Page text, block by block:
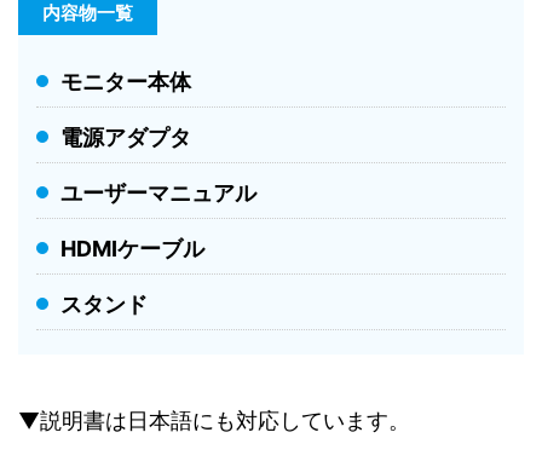
内容物一覧
モニター本体
電源アダプタ
ユーザーマニュアル
HDMIケーブル
スタンド
▼説明書は日本語にも対応しています。